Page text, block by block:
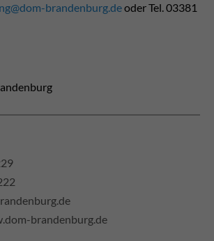
brandenburg.deoder Tel. 03381
brandenburg.de